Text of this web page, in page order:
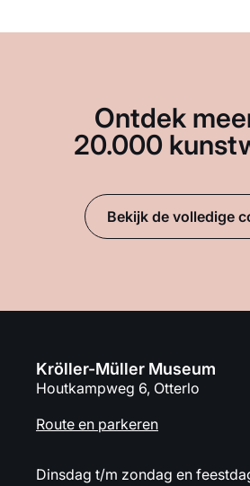
Ontdek
20.000
Bekijk de volledige
Kröller-Müller Museum
Houtkampweg 6, Otterlo
Route en parkeren
Dinsdag t/m zondag en